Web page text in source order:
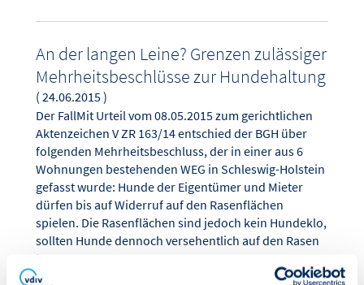
An der langen Leine? Grenzen zulässiger
Mehrheitsbeschlüsse zur Hundehaltung
( 24.06.2015 )
Der FallMit Urteil vom 08.05.2015 zum gerichtlichen
Aktenzeichen V ZR 163/14 entschied der BGH über
folgenden Mehrheitsbeschluss, der in einer aus 6
Wohnungen bestehenden WEG in Schleswig-Holstein
gefasst wurde: Hunde der Eigentümer und Mieter
dürfen bis auf Widerruf auf den Rasenflächen
spielen. Die Rasenflächen sind jedoch kein Hundeklo,
sollten Hunde dennoch versehentlich auf den Rasen
koten,…
/aktuelles/urteile/details/an-der-langen-leine-